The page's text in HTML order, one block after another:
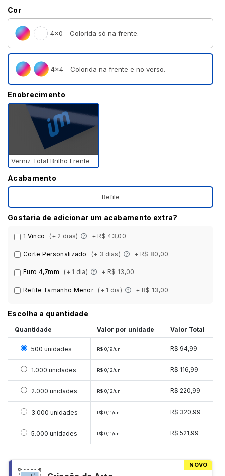
Cor
4×0 - Colorida só na frente.
4×4 - Colorida na frente e no verso.
Enobrecimento
Verniz Total Brilho Frente
Acabamento
Refile
Gostaria de adicionar um acabamento extra?
1 Vinco (+ 2 dias) + R$ 43,00
Corte Personalizado (+ 3 dias) + R$ 80,00
Furo 4,7mm (+ 1 dia) + R$ 13,00
Refile Tamanho Menor (+ 1 dia) + R$ 13,00
Escolha a quantidade
Quantidade Valor por unidade Valor Total
Selecionar 500 unidades
500 unidades R$ 0,19/un R$ 94,99
Selecionar 1000 unidades
1.000 unidades R$ 0,12/un R$ 116,99
Selecionar 2000 unidades
2.000 unidades R$ 0,12/un R$ 220,99
Selecionar 3000 unidades
3.000 unidades R$ 0,11/un R$ 320,99
Selecionar 5000 unidades
5.000 unidades R$ 0,11/un R$ 521,99
NOVO